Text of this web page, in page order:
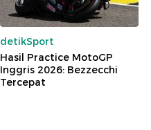
detikSport
Hasil Practice MotoGP
Inggris 2026: Bezzecchi
Tercepat